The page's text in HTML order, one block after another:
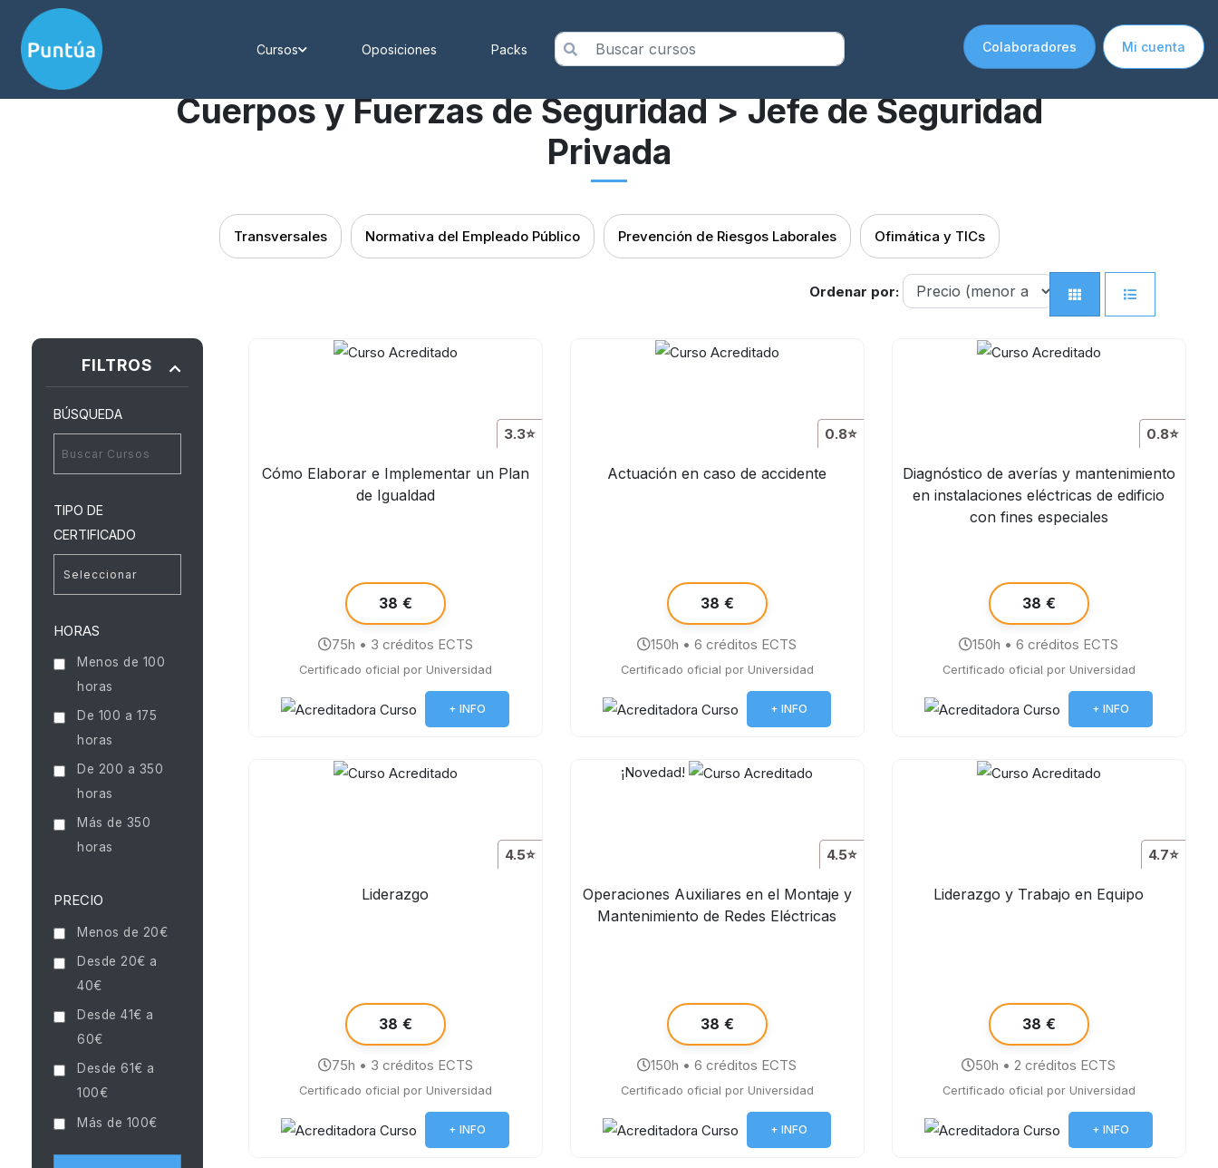
Cursos Oposiciones Packs Colaboradores Mi cuenta
Cuerpos y Fuerzas de Seguridad> Jefe de Seguridad
Privada
Transversales Normativa del Empleado Público Prevención de Riesgos Laborales Ofimática y TICs
Ordenar por:
FILTROS
BÚSQUEDA
TIPO DE
CERTIFICADO
HORAS
Menos de 100
horas
De 100 a 175
horas
De 200 a 350
horas
Más de 350
horas
PRECIO
Menos de 20€
Desde 20€ a
40€
Desde 41€ a
60€
Desde 61€ a
100€
Más de 100€
3.3⭐
Cómo Elaborar e Implementar un Plan
de Igualdad
38 €
75h • 3 créditos ECTS
Certificado oficial por Universidad
+ INFO
0.8⭐
Actuación en caso de accidente
38 €
150h • 6 créditos ECTS
Certificado oficial por Universidad
+ INFO
0.8⭐
Diagnóstico de averías y mantenimiento
en instalaciones eléctricas de edificio
con fines especiales
38 €
150h • 6 créditos ECTS
Certificado oficial por Universidad
+ INFO
4.5⭐
Liderazgo
38 €
75h • 3 créditos ECTS
Certificado oficial por Universidad
+ INFO
¡Novedad!
4.5⭐
Operaciones Auxiliares en el Montaje y
Mantenimiento de Redes Eléctricas
38 €
150h • 6 créditos ECTS
Certificado oficial por Universidad
+ INFO
4.7⭐
Liderazgo y Trabajo en Equipo
38 €
50h • 2 créditos ECTS
Certificado oficial por Universidad
+ INFO